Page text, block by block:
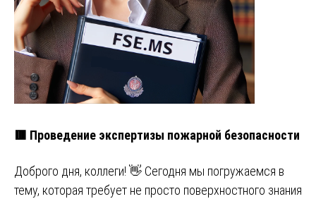
🟥 Проведение экспертизы пожарной безопасности
Доброго дня, коллеги! 👋 Сегодня мы погружаемся в
тему, которая требует не просто поверхностного знания